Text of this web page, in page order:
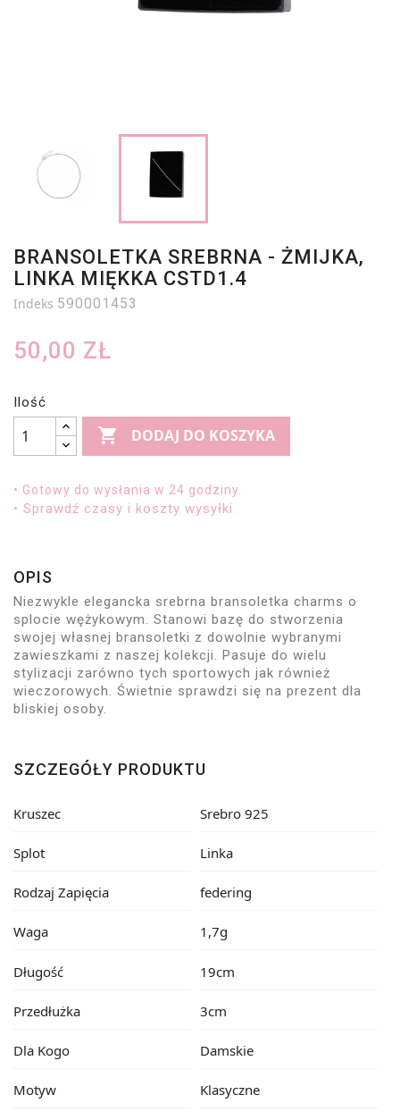
BRANSOLETKA SREBRNA - ŻMIJKA,
LINKA MIĘKKA CSTD1.4
Indeks 590001453
50,00 ZŁ
Ilość
 DODAJ DO KOSZYKA
• Gotowy do wysłania w 24 godziny.
• Sprawdź czasy i koszty wysyłki
OPIS
Niezwykle elegancka srebrna bransoletka charms o
splocie wężykowym. Stanowi bazę do stworzenia
swojej własnej bransoletki z dowolnie wybranymi
zawieszkami z naszej kolekcji. Pasuje do wielu
stylizacji zarówno tych sportowych jak również
wieczorowych. Świetnie sprawdzi się na prezent dla
bliskiej osoby.
SZCZEGÓŁY PRODUKTU
Kruszec Srebro 925
Splot Linka
Rodzaj Zapięcia federing
Waga 1,7g
Długość 19cm
Przedłużka 3cm
Dla Kogo Damskie
Motyw Klasyczne